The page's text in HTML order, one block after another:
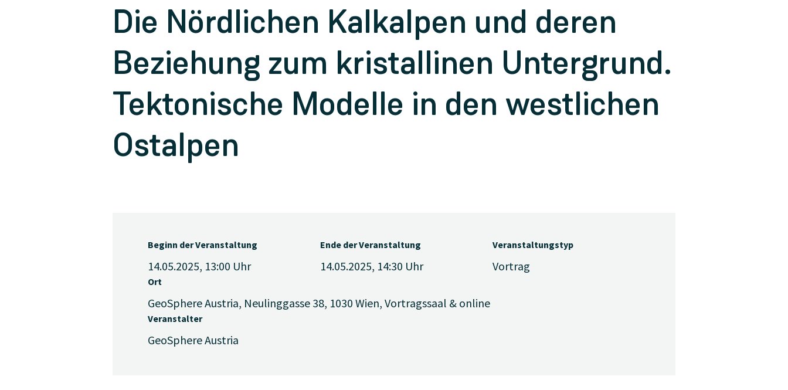
Die Nördlichen Kalkalpen und deren
Beziehung zum kristallinen Untergrund.
Tektonische Modelle in den westlichen
Ostalpen
Beginn der Veranstaltung
14.05.2025, 13:00 Uhr
Ende der Veranstaltung
14.05.2025, 14:30 Uhr
Veranstaltungstyp
Vortrag
Ort
GeoSphere Austria, Neulinggasse 38, 1030 Wien, Vortragssaal & online
Veranstalter
GeoSphere Austria